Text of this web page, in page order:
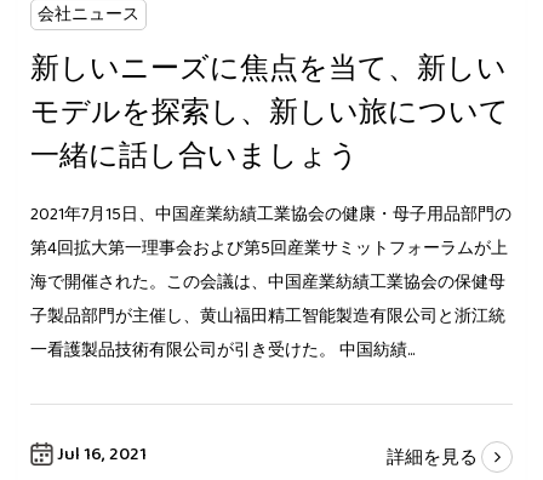
会社ニュース
新しいニーズに焦点を当て、新しい
モデルを探索し、新しい旅について
一緒に話し合いましょう
2021年7月15日、中国産業紡績工業協会の健康・母子用品部門の
第4回拡大第一理事会および第5回産業サミットフォーラムが上
海で開催された。この会議は、中国産業紡績工業協会の保健母
子製品部門が主催し、黄山福田精工智能製造有限公司と浙江統
一看護製品技術有限公司が引き受けた。 中国紡績...
Jul 16, 2021 詳細を見る